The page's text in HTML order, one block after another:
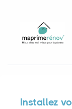
Installez